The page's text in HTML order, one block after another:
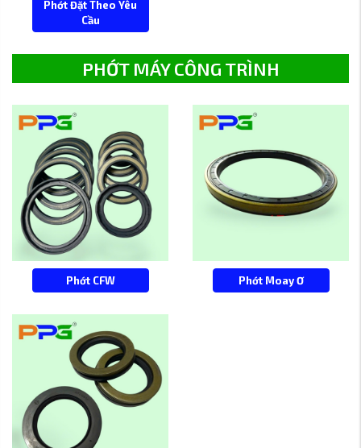
Phớt Đặt Theo Yêu
Cầu
PHỚT MÁY CÔNG TRÌNH
Phớt CFW Phớt Moay Ơ